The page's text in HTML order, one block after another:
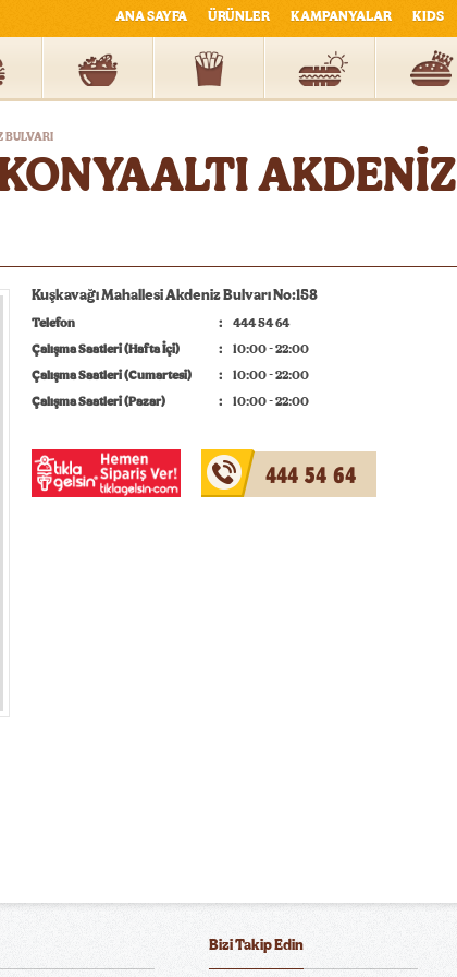
ANA SAYFA ÜRÜNLER KAMPANYALAR KIDS
BULVARI
AKDENİZ
Kuşkavağı Mahallesi Akdeniz Bulvarı No:158
Telefon
444 54 64
Çalışma Saatleri (Hafta İçi)
10:00 - 22:00
Çalışma Saatleri (Cumartesi)
10:00 - 22:00
Çalışma Saatleri (Pazar)
10:00 - 22:00
444 54 64
Bizi Takip Edin